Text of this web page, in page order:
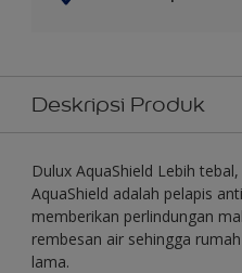
Deskripsi Produk
Dulux AquaShield Lebih
AquaShield adalah pelapis
memberikan perlindungan
rembesan air sehingga
lama.